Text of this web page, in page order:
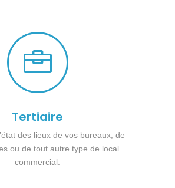

Tertiaire
des lieux de vos bureaux, de
ou de tout autre type de local
commercial.